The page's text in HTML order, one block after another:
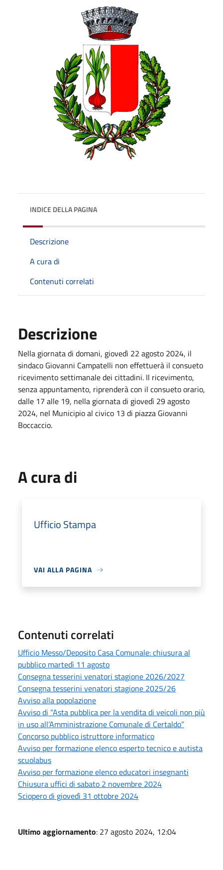
INDICE DELLA PAGINA
Descrizione
A cura di
Contenuti correlati
Descrizione
Nella giornata di domani, giovedì 22 agosto 2024, il
sindaco Giovanni Campatelli non effettuerà il consueto
ricevimento settimanale dei cittadini. Il ricevimento,
senza appuntamento, riprenderà con il consueto orario,
dalle 17 alle 19, nella giornata di giovedì 29 agosto
2024, nel Municipio al civico 13 di piazza Giovanni
Boccaccio.
A cura di
Ufficio Stampa
VAI ALLA PAGINA
Contenuti correlati
Ufficio Messo/Deposito Casa Comunale: chiusura al
pubblico martedì 11 agosto
Consegna tesserini venatori stagione 2026/2027
Consegna tesserini venatori stagione 2025/26
Avviso alla popolazione
Avviso di “Asta pubblica per la vendita di veicoli non più
in uso all’Amministrazione Comunale di Certaldo”
Concorso pubblico istruttore informatico
Avviso per formazione elenco esperto tecnico e autista
scuolabus
Avviso per formazione elenco educatori insegnanti
Chiusura uffici di sabato 2 novembre 2024
Sciopero di giovedì 31 ottobre 2024
Ultimo aggiornamento: 27 agosto 2024, 12:04